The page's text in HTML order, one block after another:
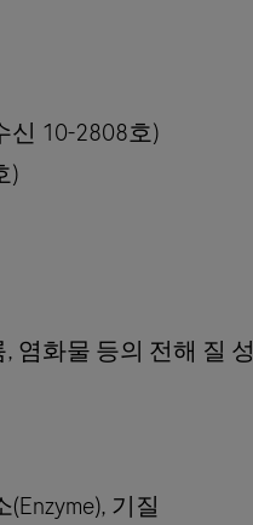
신 10-2808호)
)
염화물 등의 전해 질 성
기질